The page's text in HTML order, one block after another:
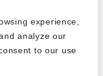
experience,
analyze our
to our use